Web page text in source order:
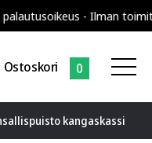
- Ilman
Ostoskori 0
kangaskassi